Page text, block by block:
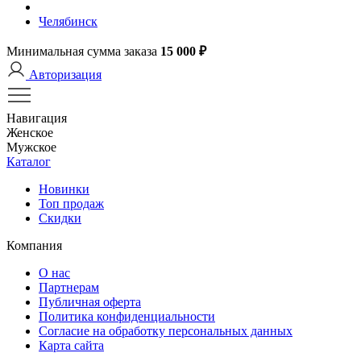
Челябинск
Минимальная сумма заказа 15 000 ₽
Авторизация
Навигация
Женское
Мужское
Каталог
Новинки
Топ продаж
Скидки
Компания
О нас
Партнерам
Публичная оферта
Политика конфиденциальности
Согласие на обработку персональных данных
Карта сайта